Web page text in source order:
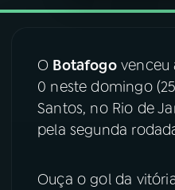
06VIDEOCASTS
07ÚLTIMAS
08 FESTIVAL DE MÚSICA
ACOMPANHE A RÁDIO
O Botafogovenceu
0 neste domingo
Santos, no Rio de
pela segunda
Ouça o gol da